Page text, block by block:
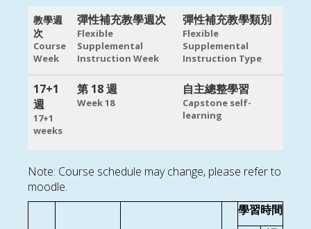
教學週
次
Course
Week
彈性補充教學週次
Flexible
Supplemental
Instruction Week
彈性補充教學類別
Flexible
Supplemental
Instruction Type
17+1
週
17+1
weeks
第 18 週
Week 18
自主總整學習
Capstone self-
learning
Note: Course schedule may change, please refer to
moodle.
學習時間